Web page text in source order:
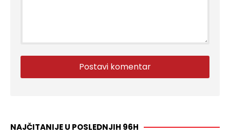
NAJČITANIJE U POSLEDNJIH 96H